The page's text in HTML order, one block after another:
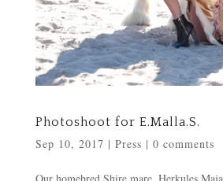
Photoshoot for E.Malla.S.
Sep 10, 2017 | Press | 0 comments